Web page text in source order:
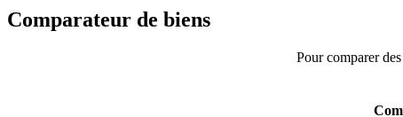
Comparateur de biens
Pour comparer